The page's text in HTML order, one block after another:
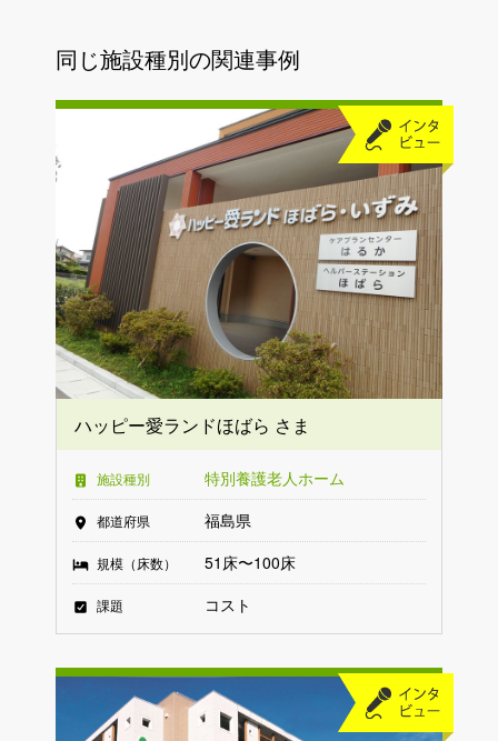
同じ施設種別の関連事例
ハッピー愛ランドほばら さま
施設種別 特別養護老人ホーム
都道府県 福島県
規模（床数） 51床〜100床
課題 コスト